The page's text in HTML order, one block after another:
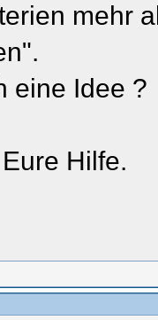
mehr
eine Idee ?
Hilfe.